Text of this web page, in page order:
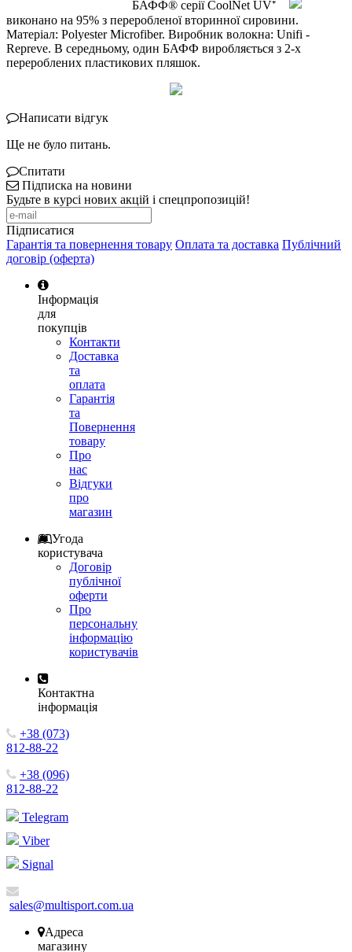
БАФФ® серії CoolNet UV⁺
виконано на 95% з переробленої вторинної сировини.
Матеріал: Polyester Microfiber. Виробник волокна: Unifi -
Repreve. В середньому, один БАФФ виробляється з 2-х
перероблених пластикових пляшок.
Написати відгук
Ще не було питань.
Спитати
Підписка на новини
Будьте в курсі нових акцій і спецпропозицій!
Підписатися
Гарантія та повернення товару Оплата та доставка Публічний
договір (оферта)
Інформація
для
покупців
Контакти
Доставка
та
оплата
Гарантія
та
Повернення
товару
Про
нас
Відгуки
про
магазин
Угода
користувача
Договір
публічної
оферти
Про
персональну
інформацію
користувачів
Контактна
інформація
+38 (073)
812-88-22
+38 (096)
812-88-22
Telegram
Viber
Signal
sales@multisport.com.ua
Адреса
магазину